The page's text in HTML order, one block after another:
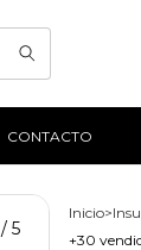
CONTACTO
/ 5
Inicio>
+30